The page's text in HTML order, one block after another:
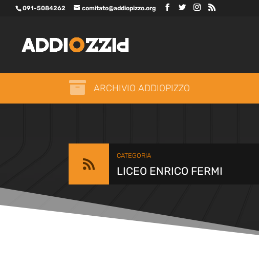
091-5084262 comitato@addiopizzo.org
 ARCHIVIO ADDIOPIZZO

CATEGORIA
LICEO ENRICO FERMI